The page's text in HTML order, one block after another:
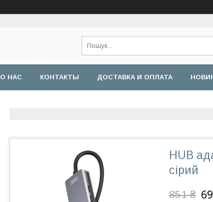
О НАС КОНТАКТЫ ДОСТАВКА И ОПЛАТА
HUB
сірий
851 ₴